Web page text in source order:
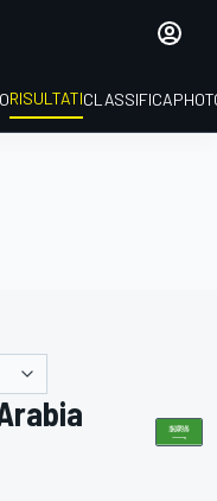
RISULTATICLASSIFICA